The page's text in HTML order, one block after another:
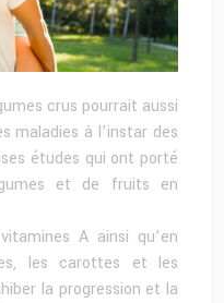
crus pourrait aussi
maladies à l’instar des
études qui ont porté
et de fruits en
A ainsi qu’en
les carottes et les
la progression et la